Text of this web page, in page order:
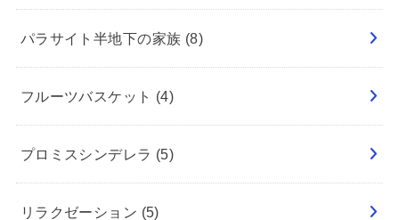
パラサイト半地下の家族 (8)
フルーツバスケット (4)
プロミスシンデレラ (5)
リラクゼーション (5)